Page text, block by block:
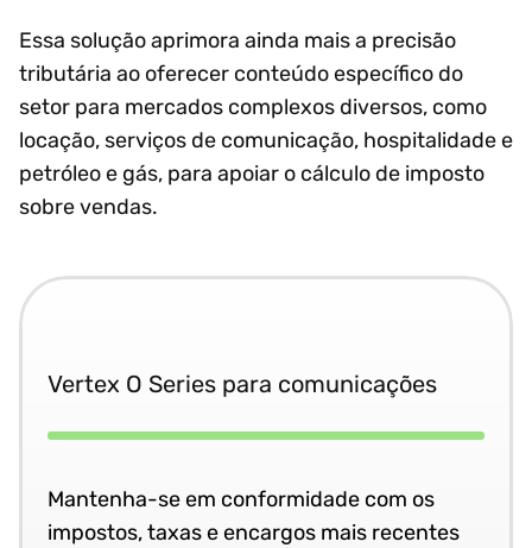
Essa solução aprimora ainda mais a precisão
tributária ao oferecer conteúdo específico do
setor para mercados complexos diversos, como
locação, serviços de comunicação, hospitalidade e
petróleo e gás, para apoiar o cálculo de imposto
sobre vendas.
Vertex O Series para comunicações
Mantenha-se em conformidade com os
impostos, taxas e encargos mais recentes